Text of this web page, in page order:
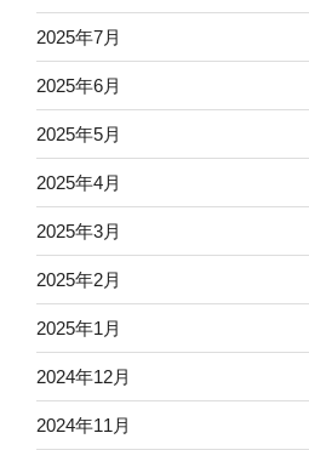
2025年7月
2025年6月
2025年5月
2025年4月
2025年3月
2025年2月
2025年1月
2024年12月
2024年11月